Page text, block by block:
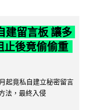
建留言板 讓多
止後竟偷偷重
起竟私自建立秘密留言
法，最終入侵